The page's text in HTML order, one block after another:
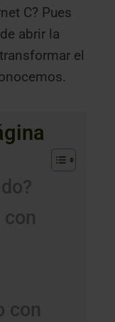
C? Pues
abrir la
el
con